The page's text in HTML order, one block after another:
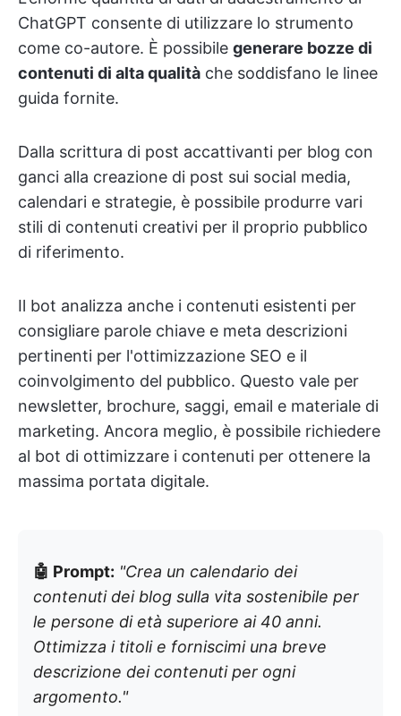
ChatGPT consente di utilizzare lo strumento
come co-autore. È possibile generare bozze di
contenuti di alta qualità che soddisfano le linee
guida fornite.
Dalla scrittura di post accattivanti per blog con
ganci alla creazione di post sui social media,
calendari e strategie, è possibile produrre vari
stili di contenuti creativi per il proprio pubblico
di riferimento.
Il bot analizza anche i contenuti esistenti per
consigliare parole chiave e meta descrizioni
pertinenti per l'ottimizzazione SEO e il
coinvolgimento del pubblico. Questo vale per
newsletter, brochure, saggi, email e materiale di
marketing. Ancora meglio, è possibile richiedere
al bot di ottimizzare i contenuti per ottenere la
massima portata digitale.
🤖 Prompt: "Crea un calendario dei
contenuti dei blog sulla vita sostenibile per
le persone di età superiore ai 40 anni.
Ottimizza i titoli e forniscimi una breve
descrizione dei contenuti per ogni
argomento."